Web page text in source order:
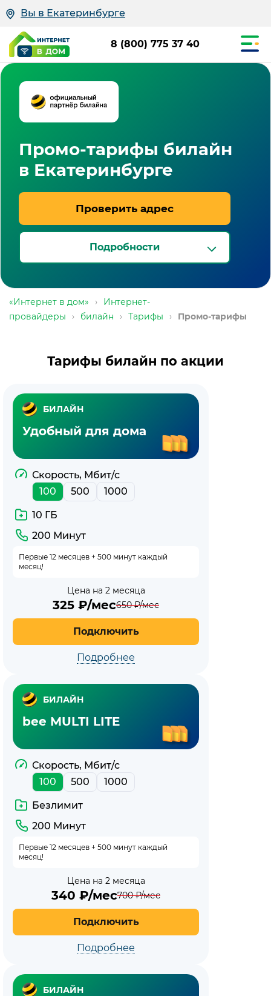
Вы в Екатеринбурге
8 (800) 775 37 40
Промо-тарифы билайн
в Екатеринбурге
Проверить адрес
Подробности
«Интернет в дом» ›
Интернет-
провайдеры
› билайн › Тарифы › Промо-тарифы
Тарифы билайн по акции
БИЛАЙН
Удобный для дома
Скорость, Мбит/с
100
500 1000
10 ГБ
200 Минут
Первые 12 месяцев + 500 минут каждый
месяц!
Цена на 2 месяца
325 ₽/мес650₽/мес
Подключить
Подробнее
БИЛАЙН
bee MULTI LITE
Скорость, Мбит/с
100
500 1000
Безлимит
200 Минут
Первые 12 месяцев + 500 минут каждый
месяц!
Цена на 2 месяца
340 ₽/мес700₽/мес
Подключить
Подробнее
БИЛАЙН